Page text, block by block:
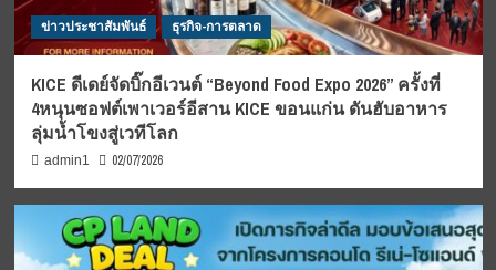
ข่าวประชาสัมพันธ์ ธุรกิจ-การตลาด
KICE ดีเดย์จัดบิ๊กอีเวนต์ “Beyond Food Expo 2026” ครั้งที่
4หนุนซอฟต์เพาเวอร์อีสาน KICE ขอนแก่น ดันฮับอาหาร
ลุ่มน้ำโขงสู่เวทีโลก
admin1 02/07/2026